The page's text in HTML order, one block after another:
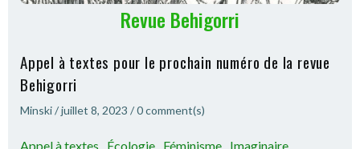
Revue Behigorri
Appel à textes pour le prochain numéro de la revue
Behigorri
Minski/juillet 8, 2023 /0comment(s)
Appel à textes Écologie Féminisme Imaginaire